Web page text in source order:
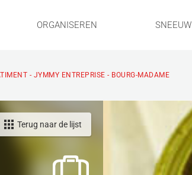
ORGANISEREN SNEEUW
- JYMMY ENTREPRISE - BOURG-MADAME
Terug naar de lijst